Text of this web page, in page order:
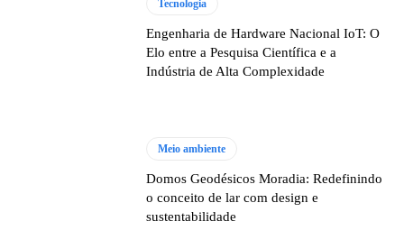
Tecnologia
Engenharia de Hardware Nacional IoT: O
Elo entre a Pesquisa Científica e a
Indústria de Alta Complexidade
Meio ambiente
Domos Geodésicos Moradia: Redefinindo
o conceito de lar com design e
sustentabilidade